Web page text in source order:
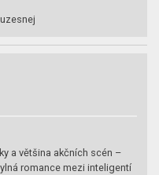
a většina akčních scén –
romance mezi inteligentí